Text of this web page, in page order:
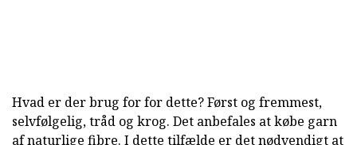
Hvad er der brug for for dette? Først og fremmest,
selvfølgelig, tråd og krog. Det anbefales at købe garn
af naturlige fibre. I dette tilfælde er det nødvendigt at